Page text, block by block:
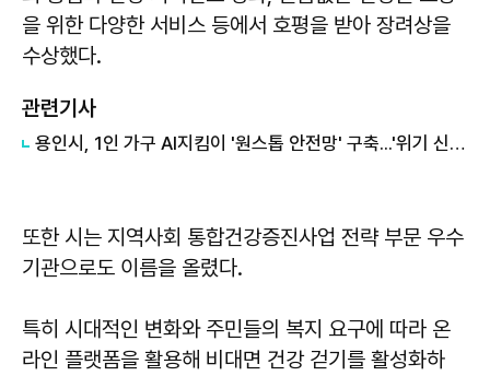
을 위한 다양한 서비스 등에서 호평을 받아 장려상을
수상했다.
관련기사
용인시, 1인 가구 AI지킴이 '원스톱 안전망' 구축...'위기 신호 감지'
또한 시는 지역사회 통합건강증진사업 전략 부문 우수
기관으로도 이름을 올렸다.
특히 시대적인 변화와 주민들의 복지 요구에 따라 온
라인 플랫폼을 활용해 비대면 건강 걷기를 활성화하